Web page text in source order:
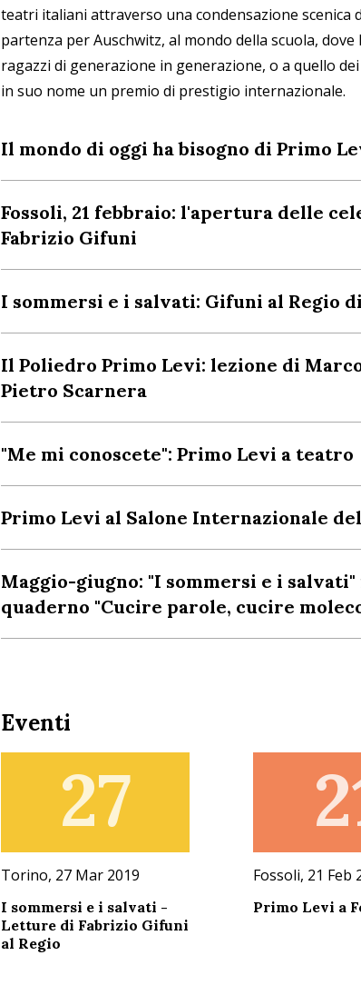
teatri italiani attraverso una condensazione scenica
partenza per Auschwitz, al mondo della scuola,
ragazzi di generazione in generazione, o a quello
in suo nome un premio di prestigio internazionale.
Il mondo di oggi ha bisogno di Primo
Fossoli, 21 febbraio: l'apertura delle
Fabrizio Gifuni
I sommersi e i salvati: Gifuni al Regio
Il Poliedro Primo Levi: lezione di
Pietro Scarnera
"Me mi conoscete": Primo Levi a teatro
Primo Levi al Salone Internazionale
Maggio-giugno: "I sommersi e i
quaderno "Cucire parole, cucire
Eventi
27
Torino, 27 Mar 2019
I sommersi e i salvati -
Letture di Fabrizio Gifuni
al Regio
Fossoli, 21 Feb
Primo Levi a